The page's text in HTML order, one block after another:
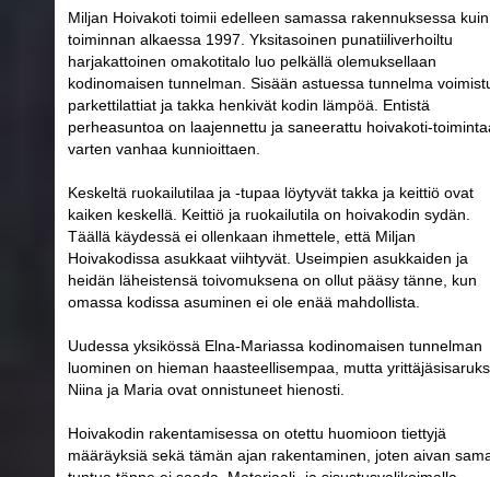
Miljan Hoivakoti toimii edelleen samassa rakennuksessa kuin
toiminnan alkaessa 1997. Yksitasoinen punatiiliverhoiltu
harjakattoinen omakotitalo luo pelkällä olemuksellaan
kodinomaisen tunnelman. Sisään astuessa tunnelma
parkettilattiat ja takka henkivät kodin lämpöä. Entistä
perheasuntoa on laajennettu ja saneerattu hoivakoti-
varten vanhaa kunnioittaen.
Keskeltä ruokailutilaa ja -tupaa löytyvät takka ja keittiö ovat
kaiken keskellä. Keittiö ja ruokailutila on hoivakodin sydän.
Täällä käydessä ei ollenkaan ihmettele, että Miljan
Hoivakodissa asukkaat viihtyvät. Useimpien asukkaiden ja
heidän läheistensä toivomuksena on ollut pääsy tänne, kun
omassa kodissa asuminen ei ole enää mahdollista.
Uudessa yksikössä Elna-Mariassa kodinomaisen tunnelman
luominen on hieman haasteellisempaa, mutta
Niina ja Maria ovat onnistuneet hienosti.
Hoivakodin rakentamisessa on otettu huomioon tiettyjä
määräyksiä sekä tämän ajan rakentaminen, joten aivan